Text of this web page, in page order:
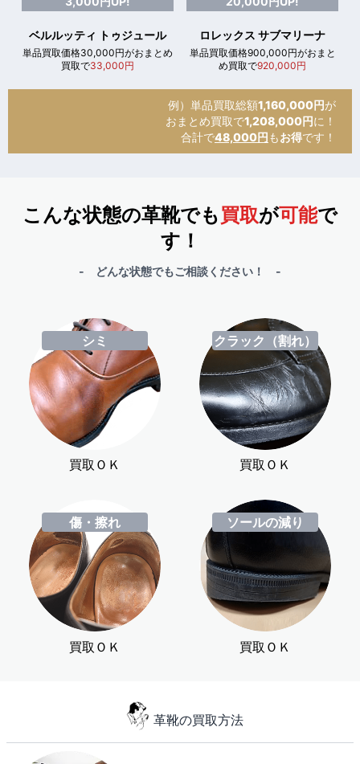
ベルルッティ トゥジュール
単品買取価格30,000円がおまとめ
買取で33,000円
ロレックス サブマリーナ
単品買取価格900,000円がおまと
め買取で920,000円
例）単品買取総額1,160,000円が
おまとめ買取で1,208,000円に！
合計で48,000円 もお得です！
こんな状態の革靴でも買取が可能で
す！
- どんな状態でもご相談ください！ -
シミ
買取ＯＫ
クラック（割れ）
買取ＯＫ
傷・擦れ
買取ＯＫ
ソールの減り
買取ＯＫ
革靴の買取方法